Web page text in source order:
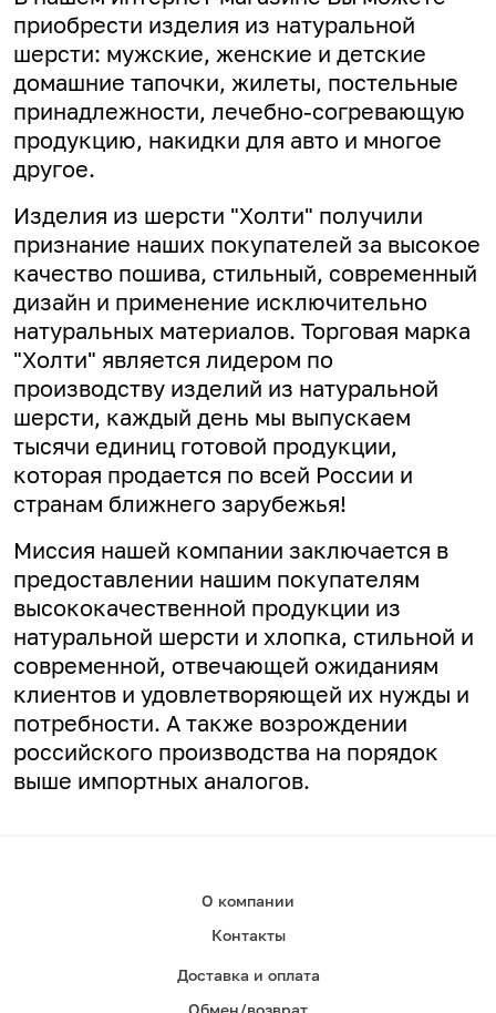
приобрести изделия из натуральной
шерсти: мужские, женские и детские
домашние тапочки, жилеты, постельные
принадлежности, лечебно-согревающую
продукцию, накидки для авто и многое
другое.
Изделия из шерсти "Холти" получили
признание наших покупателей за высокое
качество пошива, стильный, современный
дизайн и применение исключительно
натуральных материалов. Торговая марка
"Холти" является лидером по
производству изделий из натуральной
шерсти, каждый день мы выпускаем
тысячи единиц готовой продукции,
которая продается по всей России и
странам ближнего зарубежья!
Миссия нашей компании заключается в
предоставлении нашим покупателям
высококачественной продукции из
натуральной шерсти и хлопка, стильной и
современной, отвечающей ожиданиям
клиентов и удовлетворяющей их нужды и
потребности. А также возрождении
российского производства на порядок
выше импортных аналогов.
О компании
Контакты
Доставка и оплата